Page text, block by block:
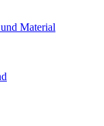
Material